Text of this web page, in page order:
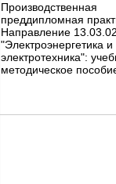
Производственная
преддипломная
Направление
"Электроэнергетика и
электротехника":
методическое